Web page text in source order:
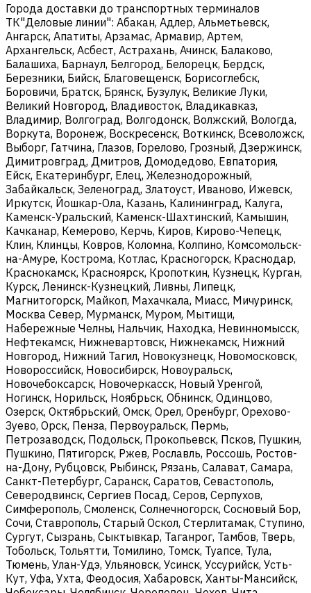
Города доставки до транспортных терминалов
ТК"Деловые линии": Абакан, Адлер, Альметьевск,
Ангарск, Апатиты, Арзамас, Армавир, Артем,
Архангельск, Асбест, Астрахань, Ачинск, Балаково,
Балашиха, Барнаул, Белгород, Белорецк, Бердск,
Березники, Бийск, Благовещенск, Борисоглебск,
Боровичи, Братск, Брянск, Бузулук, Великие Луки,
Великий Новгород, Владивосток, Владикавказ,
Владимир, Волгоград, Волгодонск, Волжский, Вологда,
Воркута, Воронеж, Воскресенск, Воткинск, Всеволожск,
Выборг, Гатчина, Глазов, Горелово, Грозный, Дзержинск,
Димитровград, Дмитров, Домодедово, Евпатория,
Ейск, Екатеринбург, Елец, Железнодорожный,
Забайкальск, Зеленоград, Златоуст, Иваново, Ижевск,
Иркутск, Йошкар-Ола, Казань, Калининград, Калуга,
Каменск-Уральский, Каменск-Шахтинский, Камышин,
Качканар, Кемерово, Керчь, Киров, Кирово-Чепецк,
Клин, Клинцы, Ковров, Коломна, Колпино, Комсомольск-
на-Амуре, Кострома, Котлас, Красногорск, Краснодар,
Краснокамск, Красноярск, Кропоткин, Кузнецк, Курган,
Курск, Ленинск-Кузнецкий, Ливны, Липецк,
Магнитогорск, Майкоп, Махачкала, Миасс, Мичуринск,
Москва Север, Мурманск, Муром, Мытищи,
Набережные Челны, Нальчик, Находка, Невинномысск,
Нефтекамск, Нижневартовск, Нижнекамск, Нижний
Новгород, Нижний Тагил, Новокузнецк, Новомосковск,
Новороссийск, Новосибирск, Новоуральск,
Новочебоксарск, Новочеркасск, Новый Уренгой,
Ногинск, Норильск, Ноябрьск, Обнинск, Одинцово,
Озерск, Октябрьский, Омск, Орел, Оренбург, Орехово-
Зуево, Орск, Пенза, Первоуральск, Пермь,
Петрозаводск, Подольск, Прокопьевск, Псков, Пушкин,
Пушкино, Пятигорск, Ржев, Рославль, Россошь, Ростов-
на-Дону, Рубцовск, Рыбинск, Рязань, Салават, Самара,
Санкт-Петербург, Саранск, Саратов, Севастополь,
Северодвинск, Сергиев Посад, Серов, Серпухов,
Симферополь, Смоленск, Солнечногорск, Сосновый Бор,
Сочи, Ставрополь, Старый Оскол, Стерлитамак, Ступино,
Сургут, Сызрань, Сыктывкар, Таганрог, Тамбов, Тверь,
Тобольск, Тольятти, Томилино, Томск, Туапсе, Тула,
Тюмень, Улан-Удэ, Ульяновск, Усинск, Уссурийск, Усть-
Кут, Уфа, Ухта, Феодосия, Хабаровск, Ханты-Мансийск,